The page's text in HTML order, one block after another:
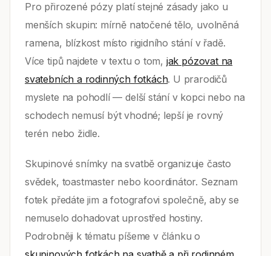
Pro přirozené pózy platí stejné zásady jako u
menších skupin: mírně natočené tělo, uvolněná
ramena, blízkost místo rigidního stání v řadě.
Více tipů najdete v textu o tom, jak pózovat na
svatebních a rodinných fotkách. U prarodičů
myslete na pohodlí — delší stání v kopci nebo na
schodech nemusí být vhodné; lepší je rovný
terén nebo židle.
Skupinové snímky na svatbě organizuje často
svědek, toastmaster nebo koordinátor. Seznam
fotek předáte jim a fotografovi společně, aby se
nemuselo dohadovat uprostřed hostiny.
Podrobněji k tématu píšeme v článku o